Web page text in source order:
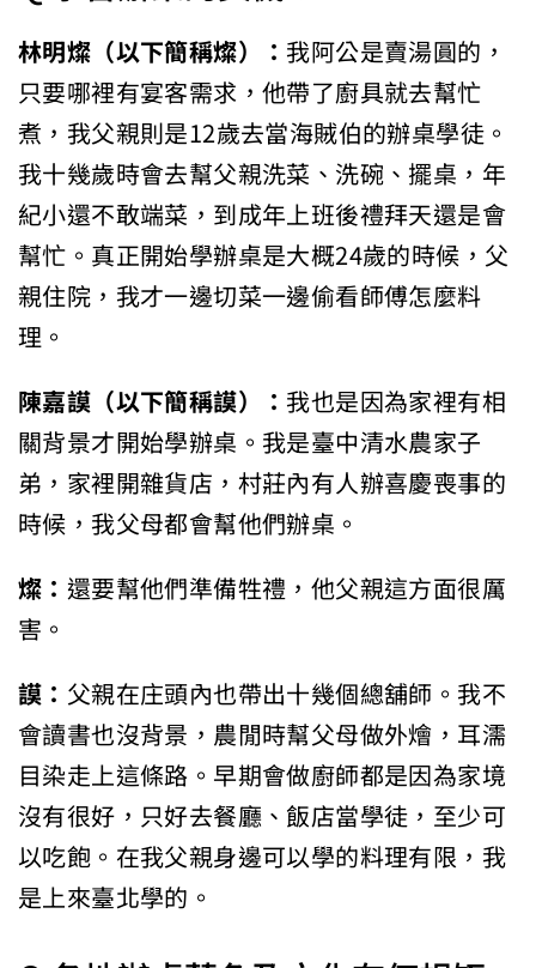
林明燦（以下簡稱燦）：我阿公是賣湯圓的，
只要哪裡有宴客需求，他帶了廚具就去幫忙
煮，我父親則是12歲去當海賊伯的辦桌學徒。
我十幾歲時會去幫父親洗菜、洗碗、擺桌，年
紀小還不敢端菜，到成年上班後禮拜天還是會
幫忙。真正開始學辦桌是大概24歲的時候，父
親住院，我才一邊切菜一邊偷看師傅怎麼料
理。
陳嘉謨（以下簡稱謨）：我也是因為家裡有相
關背景才開始學辦桌。我是臺中清水農家子
弟，家裡開雜貨店，村莊內有人辦喜慶喪事的
時候，我父母都會幫他們辦桌。
燦：還要幫他們準備牲禮，他父親這方面很厲
害。
謨：父親在庄頭內也帶出十幾個總舖師。我不
會讀書也沒背景，農閒時幫父母做外燴，耳濡
目染走上這條路。早期會做廚師都是因為家境
沒有很好，只好去餐廳、飯店當學徒，至少可
以吃飽。在我父親身邊可以學的料理有限，我
是上來臺北學的。